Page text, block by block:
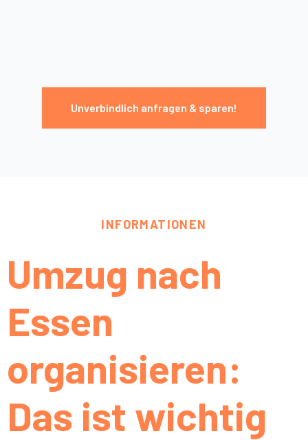
Unverbindlich anfragen & sparen!
INFORMATIONEN
Umzug nach
Essen
organisieren:
Das ist wichtig